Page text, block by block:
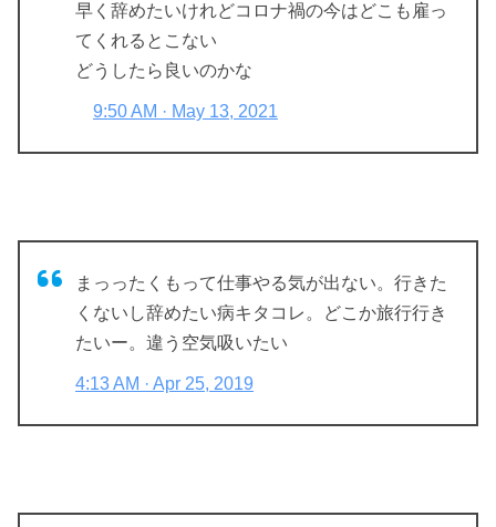
早く辞めたいけれどコロナ禍の今はどこも雇っ
てくれるとこない
どうしたら良いのかな
9:50 AM · May 13, 2021
まっったくもって仕事やる気が出ない。行きた
くないし辞めたい病キタコレ。どこか旅行行き
たいー。違う空気吸いたい
4:13 AM · Apr 25, 2019